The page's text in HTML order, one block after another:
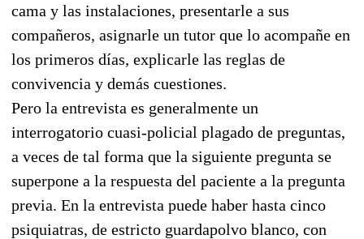
cama y las instalaciones, presentarle a sus
compañeros, asignarle un tutor que lo acompañe en
los primeros días, explicarle las reglas de
convivencia y demás cuestiones.
Pero la entrevista es generalmente un
interrogatorio cuasi-policial plagado de preguntas,
a veces de tal forma que la siguiente pregunta se
superpone a la respuesta del paciente a la pregunta
previa. En la entrevista puede haber hasta cinco
psiquiatras, de estricto guardapolvo blanco, con